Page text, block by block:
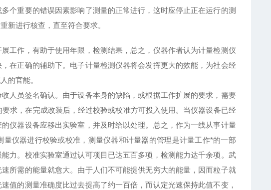
个重要的错误因素影响了测量的正常进行，这时应停止正在运行的测
新进行核查，直至符合要求。
作，有助于使用年限，检测结果，总之，仪器作者认为计量检测仪
在正确的辅助下。电子计量检测仪器将会发挥更大的效能，为社会经
的官能。
人员签名确认。由于设备本身的缺陷，或根据工作扩展的要求，需要
求，在完成改装后，经过校验或校准方可投入使用。当仪器设备已经
仪器设备应移出实验室，并及时给以处理。总之，作为一线从事计量
仪器进行校验或校准，测量仪器和计量器的管理是计量工作*的一部
力。校准实验室通过认可项目已达五百多项，检测能力达千余项。武
所需的能量就愈大。由于人们不可能提供无穷大的能量，因而粒子就
值的测量准确度比过去提高了约一百倍，而认定光速保持此值不变，